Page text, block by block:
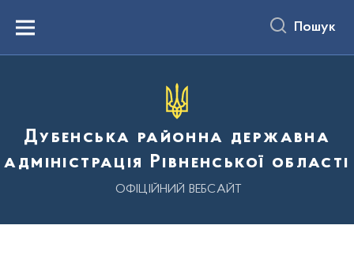
вмістуMenu Пошук
Дубенська районна державна
адміністрація Рівненської області
ОФІЦІЙНИЙ ВЕБСАЙТ